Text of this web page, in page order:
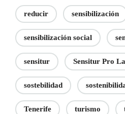
reducir sensibilización
sensibilización social
sensitur Sensitur Pro
sostebilidad
Tenerife turismo